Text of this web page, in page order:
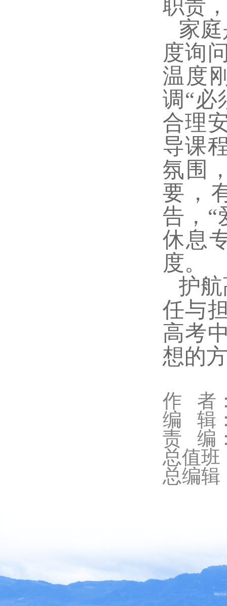
职责
家
度询
温度
调“必
合理
导课
氛围
要，
告，“
休息
度。
护
任与
高考
想的
作 者
编 辑
责 编
总值班
总编辑